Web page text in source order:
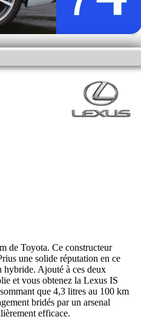
de Toyota. Ce constructeur
une solide réputation en ce
hybride. Ajouté à ces deux
et vous obtenez la Lexus IS
que 4,3 litres au 100 km
bridés par un arsenal
efficace.